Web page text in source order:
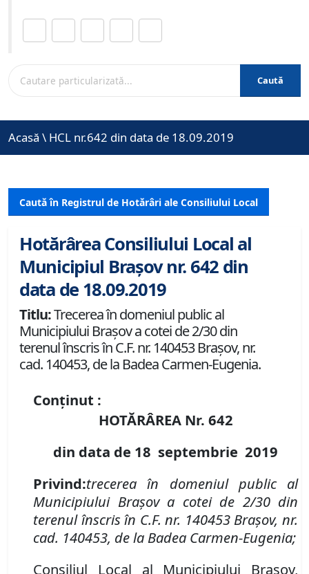
Caută
Acasă \ HCL nr.642 din data de 18.09.2019
Caută în Registrul de Hotărâri ale Consiliului Local
Hotărârea Consiliului Local al
Municipiul Brașov nr. 642 din
data de 18.09.2019
Titlu:Trecerea în domeniul public al
Municipiului Braşov a cotei de 2/30 din
terenul înscris în C.F. nr. 140453 Brașov, nr.
cad. 140453, de la Badea Carmen-Eugenia.
Conținut :
HOTĂRÂREA Nr. 642
din data de 18 septembrie 2019
Privind:trecerea în domeniul public al
Municipiului Braşov a cotei de 2/30 din
terenul înscris în C.F. nr. 140453 Brașov, nr.
cad. 140453, de la Badea Carmen-Eugenia;
Consiliul Local al Municipiului Brașov,